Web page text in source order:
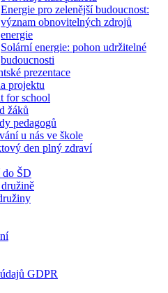
Energie pro zelenější budoucnost:
význam obnovitelných zdrojů
energie
Solární energie: pohon udržitelné
budoucnosti
prezentace
projektu
for school
žáků
pedagogů
u nás ve škole
den plný zdraví
ŠD
GDPR